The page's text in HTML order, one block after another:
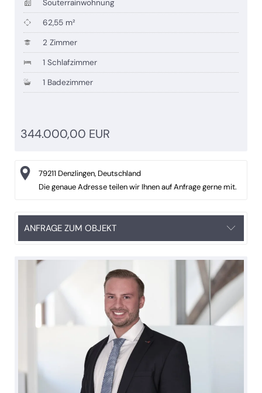
Souterrainwohnung
62,55 m²
2 Zimmer
1 Schlafzimmer
1 Badezimmer
344.000,00 EUR
79211 Denzlingen, Deutschland
Die genaue Adresse teilen wir Ihnen auf Anfrage gerne mit.
ANFRAGE ZUM OBJEKT